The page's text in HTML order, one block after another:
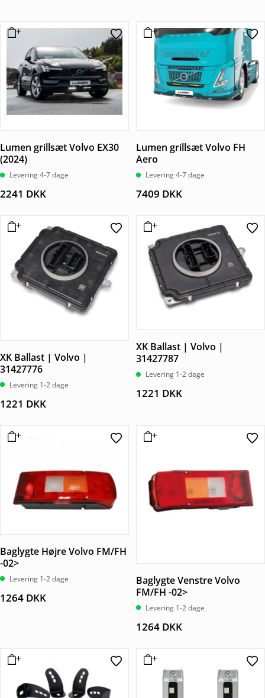
Lumen grillsæt Volvo EX30
(2024)
Levering 4-7 dage
2241 DKK
Lumen grillsæt Volvo FH
Aero
Levering 4-7 dage
7409 DKK
XK Ballast | Volvo |
31427776
Levering 1-2 dage
1221 DKK
XK Ballast | Volvo |
31427787
Levering 1-2 dage
1221 DKK
Baglygte Højre Volvo FM/FH
-02>
Levering 1-2 dage
1264 DKK
Baglygte Venstre Volvo
FM/FH -02>
Levering 1-2 dage
1264 DKK